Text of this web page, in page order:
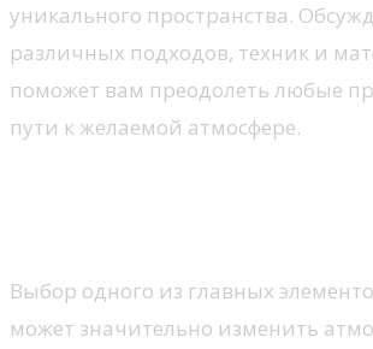
уникального пространства.
различных подходов, техник и
поможет вам преодолеть любые
пути к желаемой атмосфере.
Выбор одного из главных
может значительно изменить